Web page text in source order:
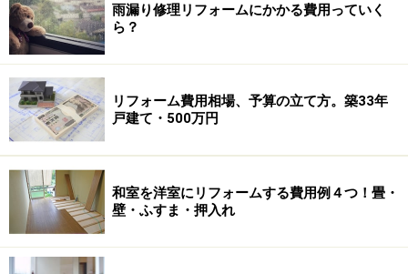
特に高齢者の方や女性の方に好評なのが、人を検知する
と自動的に便座フタが開く機能です。便座フタが不衛生
な気がして、なんとなく触りたくないという方だけでな
く、足腰を痛めておられる方にとっては、前屈みになら
ずともすぐに便座に腰掛けられるので、一つのバリアフ
リーアイテムとも言えるでしょう。
便器本体を交換するだけなら工期は約半日で、工事費用
も本体価格プラス2万～5万円前後で可能です。トイレ床
や給水管・排水管が傷んでいる場合は、別途3万～6万円
雨漏り修理リフォームにかかる費用っていく
ら？
リフォーム費用相場、予算の立て方。築33年
戸建て・500万円
和室を洋室にリフォームする費用例４つ！畳・
壁・ふすま・押入れ